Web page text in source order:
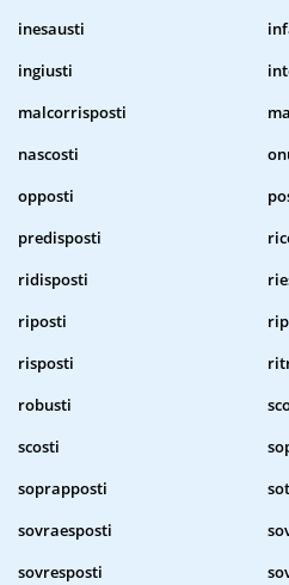
inesausti
ingiusti
malcorrisposti
nascosti
opposti
predisposti
ridisposti
riposti
risposti
robusti
scosti
soprapposti
sovraesposti
sovresposti